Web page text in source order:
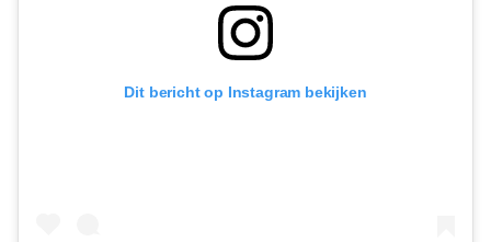
Dit bericht op Instagram bekijken